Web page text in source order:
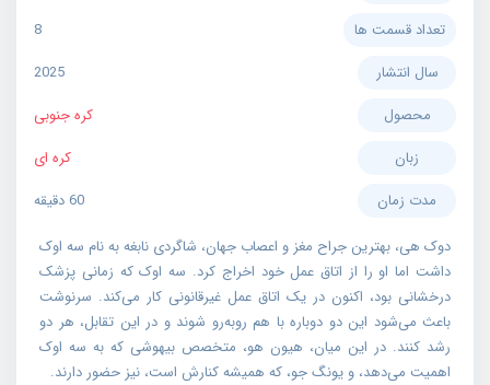
تعداد قسمت ها
8
سال انتشار
2025
محصول
کره جنوبی
زبان
کره ای
مدت زمان
60 دقیقه
دوک هی، بهترین جراح مغز و اعصاب جهان، شاگردی نابغه به نام سه اوک
داشت اما او را از اتاق عمل خود اخراج کرد. سه اوک که زمانی پزشک
درخشانی بود، اکنون در یک اتاق عمل غیرقانونی کار می‌کند. سرنوشت
باعث می‌شود این دو دوباره با هم روبه‌رو شوند و در این تقابل، هر دو
رشد کنند. در این میان، هیون هو، متخصص بیهوشی که به سه اوک
اهمیت می‌دهد، و یونگ جو، که همیشه کنارش است، نیز حضور دارند.